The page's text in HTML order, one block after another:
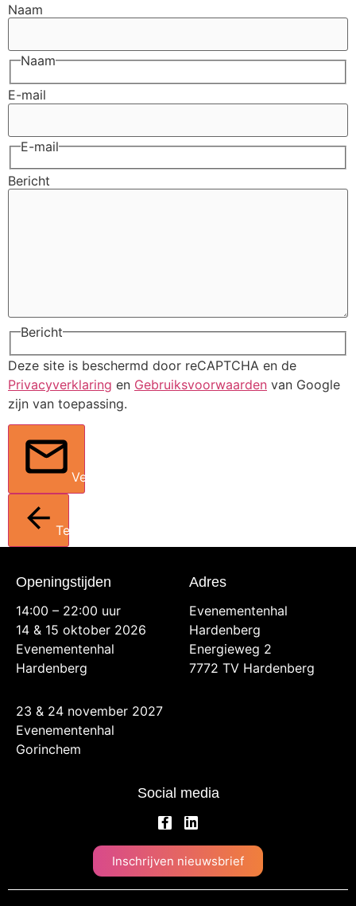
Naam
Naam
E-mail
E-mail
Bericht
Bericht
Deze site is beschermd door reCAPTCHA en de
Privacyverklaring en Gebruiksvoorwaarden van Google
zijn van toepassing.
Verstuur
Terug
Openingstijden
14:00 – 22:00 uur
14 & 15 oktober 2026
Evenementenhal
Hardenberg
23 & 24 november 2027
Evenementenhal
Gorinchem
Adres
Evenementenhal
Hardenberg
Energieweg 2
7772 TV Hardenberg
Social media
Inschrijven nieuwsbrief